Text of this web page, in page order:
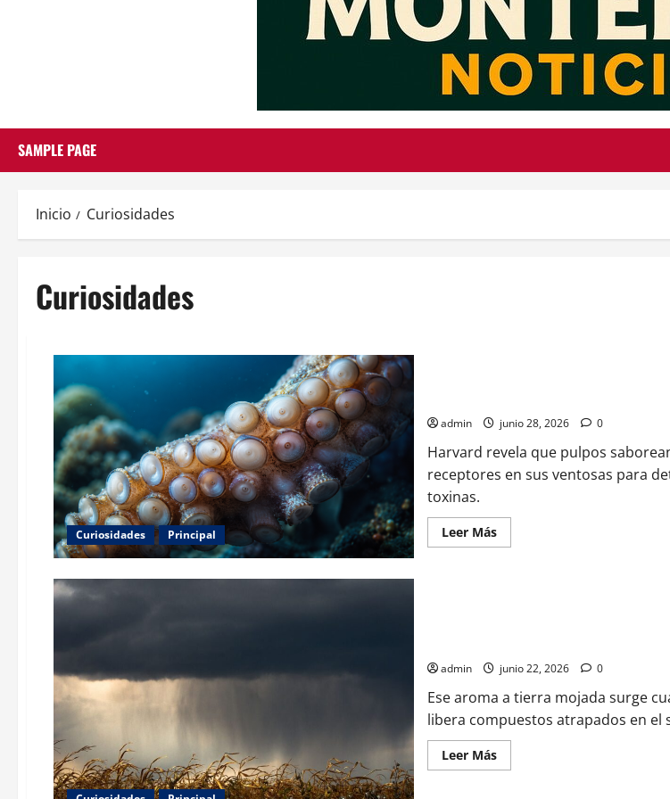
SAMPLE PAGE
Inicio Curiosidades
Curiosidades
Curiosidades Principal
admin junio 28, 2026 0
Harvard revela que pulpos
receptores en sus ventosas para
toxinas.
Leer MásLeer
más
saborean
con
sus
brazos
admin junio 22, 2026 0
Ese aroma a tierra mojada surge
libera compuestos atrapados en el
Leer MásLeer
más